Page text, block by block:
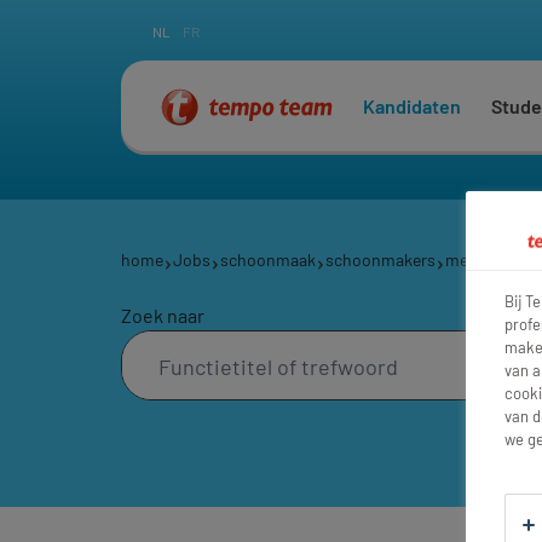
Kandidaten
NL FR
home Jobs schoonmaak schoonmakers
Zoek naar
Bij
van
van
we